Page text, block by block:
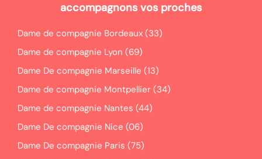
accompagnons vos proches
Dame de compagnie Bordeaux (33)
Dame de compagnie Lyon (69)
Dame De compagnie Marseille (13)
Dame de compagnie Montpellier (34)
Dame de compagnie Nantes (44)
Dame De compagnie Nice (06)
Dame De compagnie Paris (75)